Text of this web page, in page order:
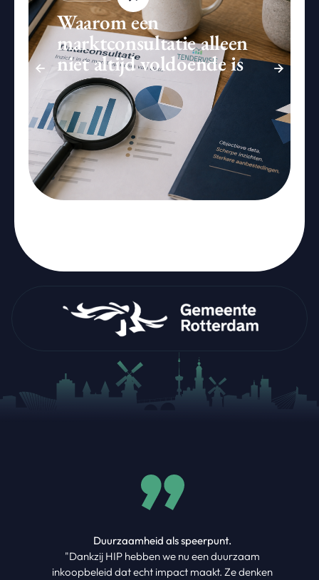
Waarom een
marktconsultatie alleen
niet altijd voldoende is
Duurzaamheid als speerpunt.
"Dankzij HIP hebben we nu een duurzaam
inkoopbeleid dat echt impact maakt. Ze denken